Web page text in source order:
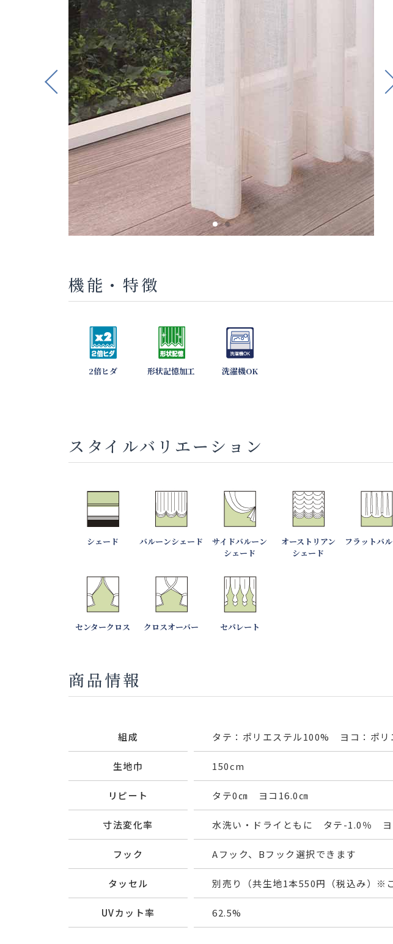
Previous
機能・特徴
2倍ヒダ 形状記憶加工 洗濯機OK
スタイルバリエーション
シェード バルーンシェード
サイドバルーン
シェード
オーストリアン
シェード
フラットバ
センタークロス クロスオーバー セパレート
商品情報
組成 タテ：ポリエステル100% ヨコ：ポ
生地巾 150cm
リピート タテ0㎝ ヨコ16.0㎝
寸法変化率 水洗い・ドライともに タテ-1.0％ ヨ
フック Aフック、Bフック選択できます
タッセル 別売り（共生地1本550円（税込み）※
UVカット率 62.5%